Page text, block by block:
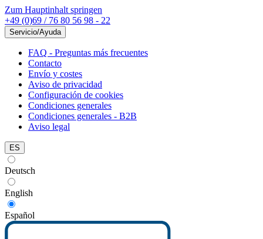
Zum Hauptinhalt springen
+49 (0)69 / 76 80 56 98 - 22
Servicio/Ayuda
FAQ - Preguntas más frecuentes
Contacto
Envío y costes
Aviso de privacidad
Configuración de cookies
Condiciones generales
Condiciones generales - B2B
Aviso legal
ES
Deutsch
English
Español